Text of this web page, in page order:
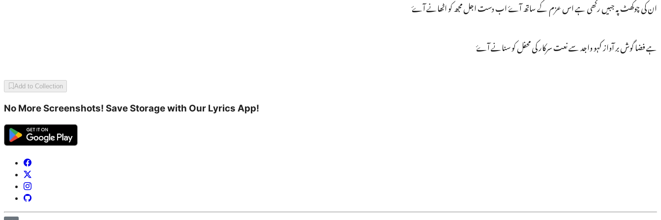
ان کی چوکھٹ پہ جبیں رکھی ہے اس عزم کے ساتھ آۓ اب دست اجل مجھ کو اٹھانے آۓ
ہے فضا گوش بر آواز کہو واجد سے نعت سرکار کی محفل کو سنانے آۓ
Add to Collection
No More Screenshots! Save Storage with Our Lyrics App!